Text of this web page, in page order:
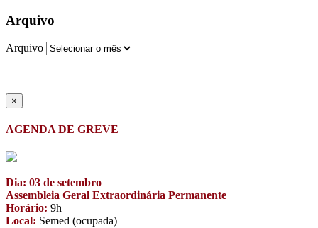
Arquivo
Arquivo
×
AGENDA DE GREVE
Dia: 03 de setembro
Assembleia Geral Extraordinária Permanente
Horário: 9h
Local: Semed (ocupada)